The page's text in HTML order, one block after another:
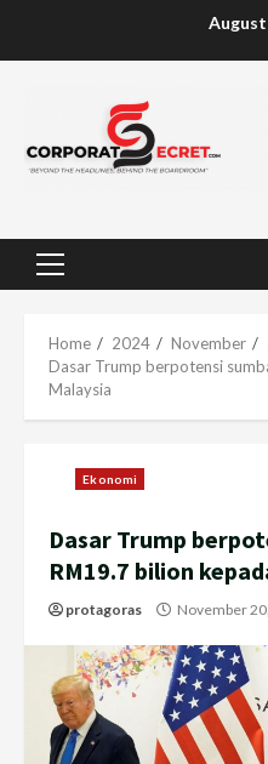
August
Primary
Home 2024 November
Dasar Trump berpotensi
Malaysia
Ekonomi
Dasar Trump
RM19.7 bilion
protagoras November